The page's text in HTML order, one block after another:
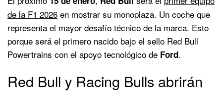
de la F1 2026 en mostrar su monoplaza. Un coche que
representa el mayor desafío técnico de la marca. Esto
porque será el primero nacido bajo el sello Red Bull
Powertrains con el apoyo tecnológico de Ford.
Red Bull y Racing Bulls abrirán